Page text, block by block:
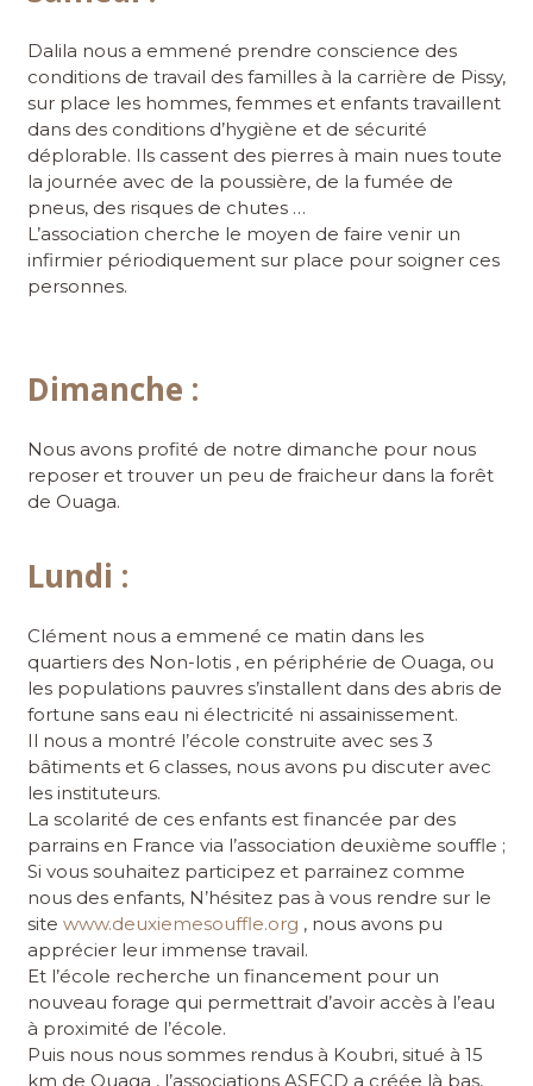
Dalila nous a emmené prendre conscience des
conditions de travail des familles à la carrière de Pissy,
sur place les hommes, femmes et enfants travaillent
dans des conditions d’hygiène et de sécurité
déplorable. Ils cassent des pierres à main nues toute
la journée avec de la poussière, de la fumée de
pneus, des risques de chutes …
L’association cherche le moyen de faire venir un
infirmier périodiquement sur place pour soigner ces
personnes.
Dimanche :
Nous avons profité de notre dimanche pour nous
reposer et trouver un peu de fraicheur dans la forêt
de Ouaga.
Lundi :
Clément nous a emmené ce matin dans les
quartiers des Non-lotis , en périphérie de Ouaga, ou
les populations pauvres s’installent dans des abris de
fortune sans eau ni électricité ni assainissement.
Il nous a montré l’école construite avec ses 3
bâtiments et 6 classes, nous avons pu discuter avec
les instituteurs.
La scolarité de ces enfants est financée par des
parrains en France via l’association deuxième souffle ;
Si vous souhaitez participez et parrainez comme
nous des enfants, N’hésitez pas à vous rendre sur le
site www.deuxiemesouffle.org , nous avons pu
apprécier leur immense travail.
Et l’école recherche un financement pour un
nouveau forage qui permettrait d’avoir accès à l’eau
à proximité de l’école.
Puis nous nous sommes rendus à Koubri, situé à 15
km de Ouaga , l’associations ASECD a créée là bas,